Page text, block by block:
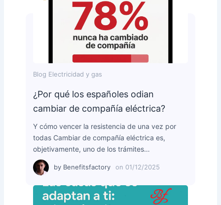
Blog Electricidad y gas
¿Por qué los españoles odian
cambiar de compañía eléctrica?
Y cómo vencer la resistencia de una vez por
todas Cambiar de compañía eléctrica es,
objetivamente, uno de los trámites…
by Benefitsfactory on 01/12/2025